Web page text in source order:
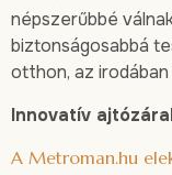
népszerűbbé
biztonságosabbá
otthon, az
Innovatív
A Metroman.hu